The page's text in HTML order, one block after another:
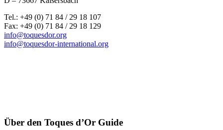
Tel.: +49 (0) 71 84 / 29 18 107
Fax: +49 (0) 71 84 / 29 18 129
info@toquesdor.org
info@toquesdor-international.org
Über den Toques d’Or Guide